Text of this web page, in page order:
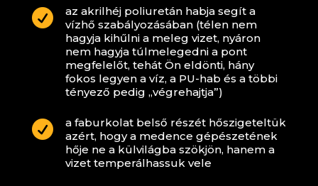

az akrilhéj poliuretán habja segít a
vízhő szabályozásában (télen nem
hagyja kihűlni a meleg vizet, nyáron
nem hagyja túlmelegedni a pont
megfelelőt, tehát Ön eldönti, hány
fokos legyen a víz, a PU-hab és a többi
tényező pedig „végrehajtja”)

a faburkolat belső részét hőszigeteltük
azért, hogy a medence gépészetének
hője ne a külvilágba szökjön, hanem a
vizet temperálhassuk vele